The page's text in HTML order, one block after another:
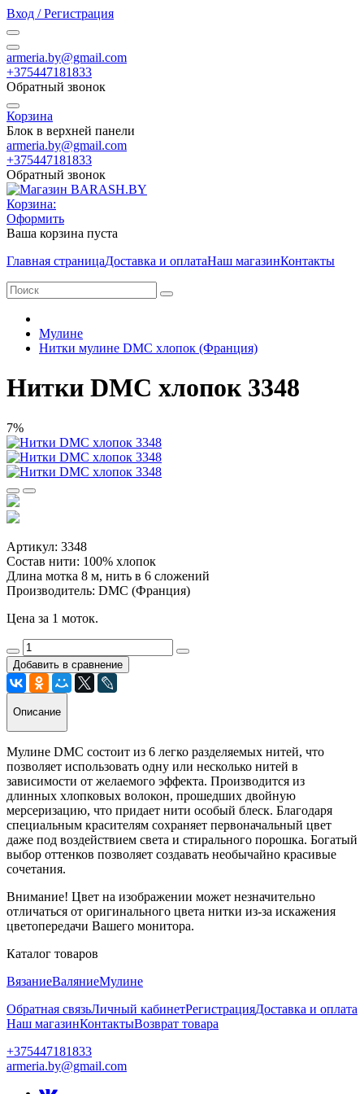
Вход / Регистрация
armeria.by@gmail.com
+375447181833
Обратный звонок
Корзина
Блок в верхней панели
armeria.by@gmail.com
+375447181833
Обратный звонок
Корзина:
Оформить
Ваша корзина пуста
Главная страницаДоставка и оплатаНаш магазинКонтакты
Мулине
Нитки мулине DMC хлопок (Франция)
Нитки DMC хлопок 3348
7%
Артикул: 3348
Состав нити: 100% хлопок
Длина мотка 8 м, нить в 6 сложений
Производитель: DMC (Франция)
Цена за 1 моток.
Добавить в сравнение
Описание
Мулине DMC состоит из 6 легко разделяемых нитей, что
позволяет использовать одну или несколько нитей в
зависимости от желаемого эффекта. Производится из
длинных хлопковых волокон, прошедших двойную
мерсеризацию, что придает нити особый блеск. Благодаря
специальным красителям сохраняет первоначальный цвет
даже под воздействием света и стирального порошка. Богатый
выбор оттенков позволяет создавать необычайно красивые
сочетания.
Внимание! Цвет на изображении может незначительно
отличаться от оригинального цвета нитки из-за искажения
цветопередачи Вашего монитора.
Каталог товаров
ВязаниеВаляниеМулине
Обратная связьЛичный кабинетРегистрацияДоставка и оплата
Наш магазинКонтактыВозврат товара
+375447181833
armeria.by@gmail.com